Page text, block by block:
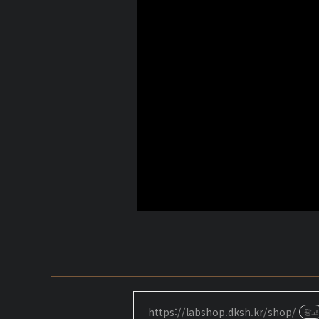
https://labshop.dksh.kr/shop/ 광고